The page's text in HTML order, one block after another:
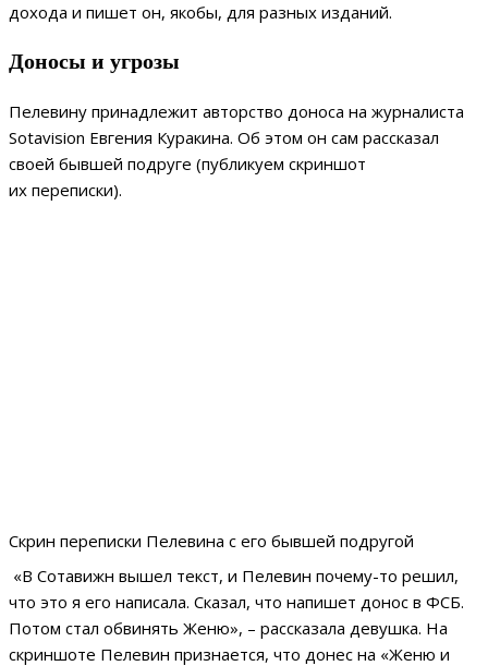
дохода и пишет он, якобы, для разных изданий.
Доносы и угрозы
Пелевину принадлежит авторство доноса на журналиста
Sotavision Евгения Куракина. Об этом он сам рассказал
своей бывшей подруге (публикуем скриншот
их переписки).
Скрин переписки Пелевина с его бывшей подругой
«В Сотавижн вышел текст, и Пелевин почему-то решил,
что это я его написала. Сказал, что напишет донос в ФСБ.
Потом стал обвинять Женю», – рассказала девушка. На
скриншоте Пелевин признается, что донес на «Женю и